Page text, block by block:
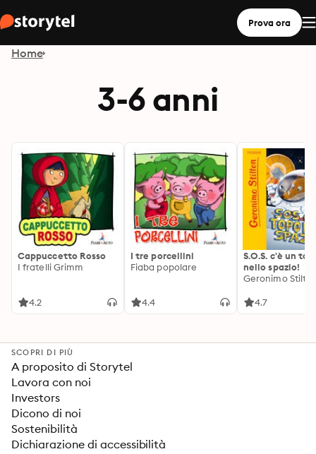
Prova ora
Home
3-6 anni
Cappuccetto Rosso
I fratelli Grimm
4.2
I tre porcellini
Fiaba popolare
4.4
S.O.S. c'è un
nello spazio!
Geronimo
4.7
SCOPRI DI PIÙ
A proposito di Storytel
Lavora con noi
Investors
Dicono di noi
Sostenibilità
Dichiarazione di accessibilità